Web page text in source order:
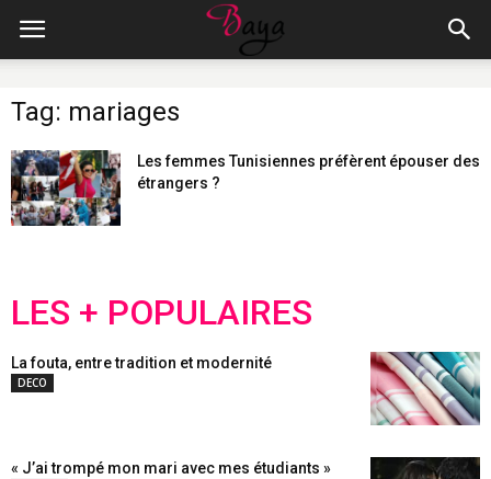
Tag: mariages
Les femmes Tunisiennes préfèrent épouser des
étrangers ?
LES + POPULAIRES
La fouta, entre tradition et modernité
DECO
« J’ai trompé mon mari avec mes étudiants »